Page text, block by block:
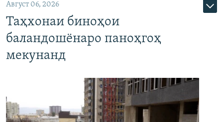
Август 06, 2026
Таҳхонаи биноҳои
баландошёнаро паноҳгоҳ
мекунанд